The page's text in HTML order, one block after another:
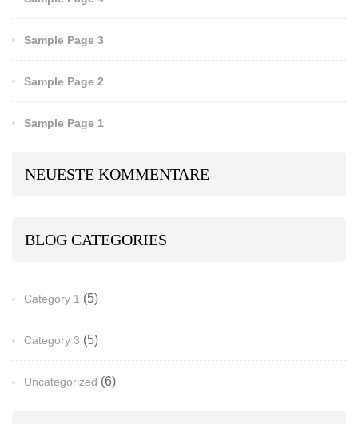
Sample Page 3
Sample Page 2
Sample Page 1
NEUESTE KOMMENTARE
BLOG CATEGORIES
Category 1 (5)
Category 3 (5)
Uncategorized (6)